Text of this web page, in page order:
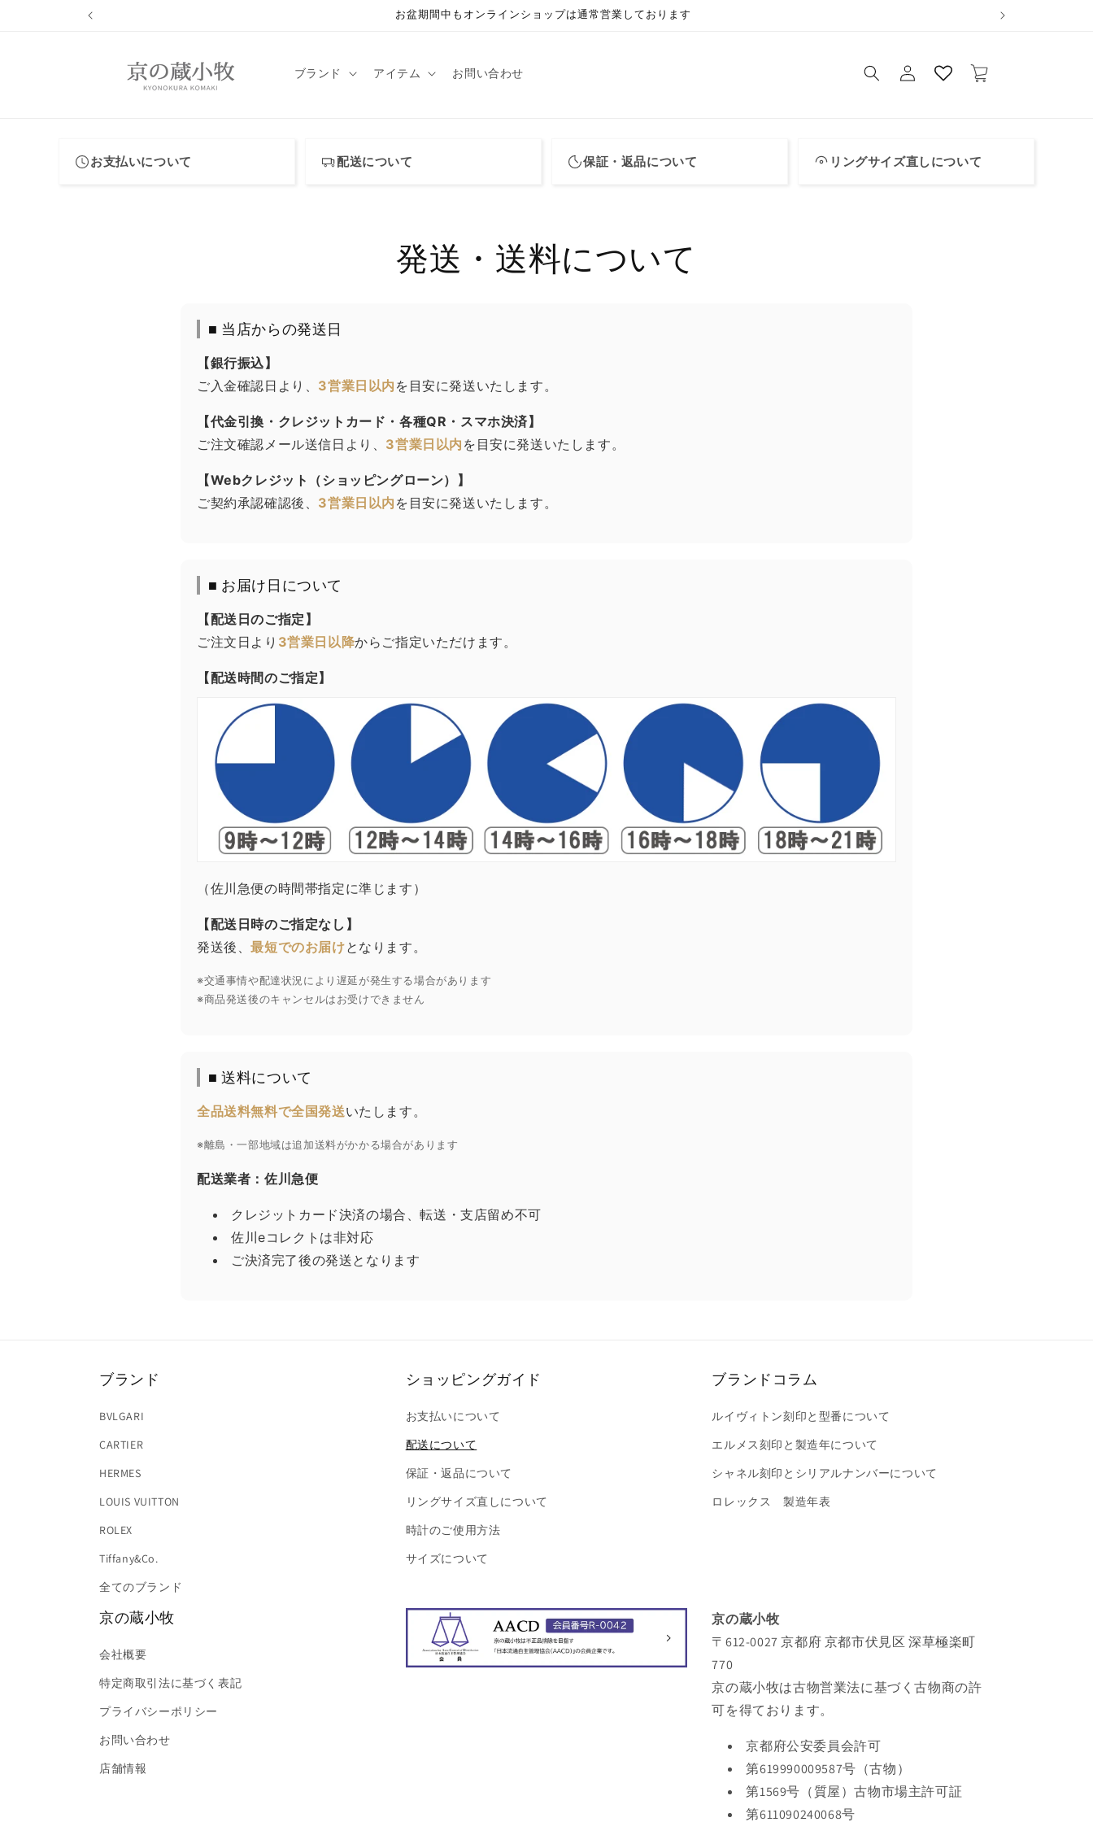
お盆期間中もオンラインショップは通常営業しております
ブランド アイテム お問い合わせ
グ
イ
ー
お支払いについて 配送について 保証・返品について リングサイズ直しについて
発送・送料について
■ 当店からの発送日
【銀行振込】
ご入金確認日より、 3営業日以内 を目安に発送いたします。
【代金引換・クレジットカード・各種QR・スマホ決済】
ご注文確認メール送信日より、 3営業日以内 を目安に発送いたします。
【Webクレジット（ショッピングローン）】
ご契約承認確認後、 3営業日以内 を目安に発送いたします。
■ お届け日について
【配送日のご指定】
ご注文日より 3営業日以降からご指定いただけます。
【配送時間のご指定】
（佐川急便の時間帯指定に準じます）
【配送日時のご指定なし】
発送後、最短でのお届けとなります。
※交通事情や配達状況により遅延が発生する場合があります
※商品発送後のキャンセルはお受けできません
■ 送料について
全品送料無料で全国発送いたします。
※離島・一部地域は追加送料がかかる場合があります
配送業者：佐川急便
クレジットカード決済の場合、転送・支店留め不可
佐川eコレクトは非対応
ご決済完了後の発送となります
ブランド
BVLGARI
CARTIER
HERMES
LOUIS VUITTON
ROLEX
Tiffany&Co.
全てのブランド
ショッピングガイド
お支払いについて
配送について
保証・返品について
リングサイズ直しについて
時計のご使用方法
サイズについて
ブランドコラム
ルイヴィトン刻印と型番について
エルメス刻印と製造年について
シャネル刻印とシリアルナンバーについて
ロレックス 製造年表
京の蔵小牧
会社概要
特定商取引法に基づく表記
プライバシーポリシー
お問い合わせ
店舗情報
京の蔵小牧
〒612-0027 京都府 京都市伏見区 深草極楽町
770
京の蔵小牧は古物営業法に基づく古物商の許
可を得ております。
京都府公安委員会許可
第619990009587号（古物）
第1569号（質屋）古物市場主許可証
第611090240068号